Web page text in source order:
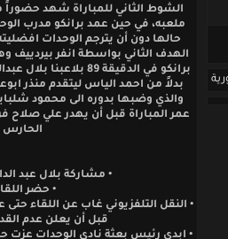
الشوط الثاني للمباراة شهد
ملعبه، في حين عمد برانكو مدرب
حالها دون أن يترجم الوحدات
الهدف الثاني بواسطة انفر بيردييف
برانكو في الدقيقة
بدلاً من احمد الياس ليتقدم منذر
والذي وضبها بدوره الى محمود
عمر المباراة قبل أن يهدر علي صلاح
الحارس
• مشاركة بلال عبد
• حضر اللقاء
• النقل التلفزيوني غاب عن اللقاء
قبل أن يعلن عدم
• ابدى رئيس بعثة نادي الوحدات عزت